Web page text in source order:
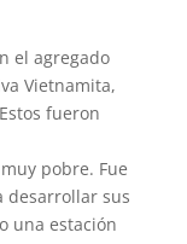
el agregado
Vietnamita,
fueron
pobre. Fue
desarrollar sus
una estación